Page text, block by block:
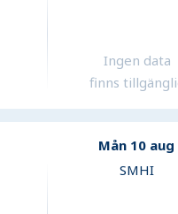
Ingen data
finns
Mån 10 aug
SMHI